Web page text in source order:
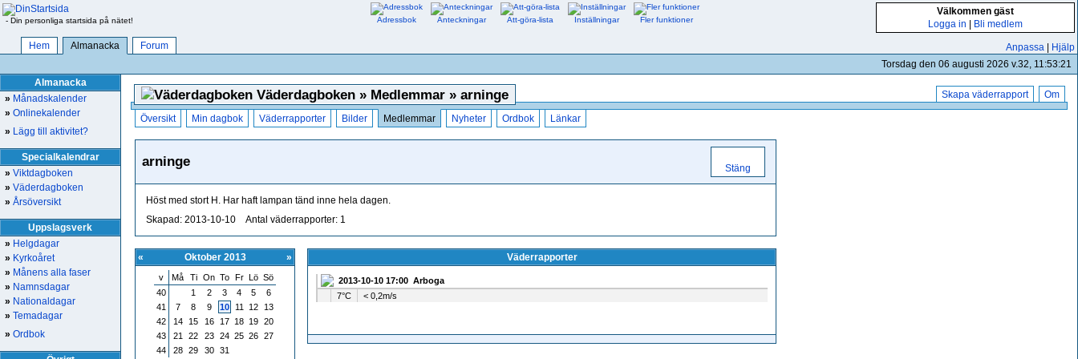
- Din personliga startsida på nätet! Adressbok Anteckningar Att-göra-lista Inställningar Fler funktioner
Välkommen gäst
Logga in
Bli medlem
Anpassa Hjälp
Hem Almanacka
Forum
Torsdag den 06 augusti 2026 v.32, 11:53:21
Almanacka
» Månadskalender
» Onlinekalender
» Lägg till aktivitet?
Specialkalendrar
» Viktdagboken
» Väderdagboken
» Årsöversikt
Uppslagsverk
» Helgdagar
» Kyrkoåret
» Månens alla faser
» Namnsdagar
» Nationaldagar
» Temadagar
» Ordbok
Väderdagboken » Medlemmar » arninge Om
Skapa väderrapport
Översikt Min dagbok Väderrapporter Bilder Medlemmar Nyheter Ordbok Länkar
arninge Stäng
Höst med stort H. Har haft lampan tänd inne hela dagen.
Skapad: 2013-10-10 Antal väderrapporter: 1
« Oktober 2013 »
v Må Ti On To Fr Lö Sö
40
1 2 3 4 5
6
41
7 8 9 10 11 12
13
42
14 15 16 17 18 19 20
43
21 22 23 24 25 26 27
44
28 29 30 31
Väderrapporter
2013-10-10 17:00 Arboga
7°C
< 0,2m/s